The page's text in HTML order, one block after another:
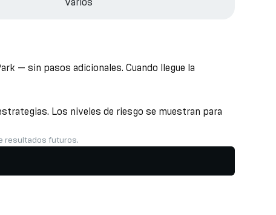
— sin pasos adicionales. Cuando llegue la
Los niveles de riesgo se muestran para
resultados futuros.